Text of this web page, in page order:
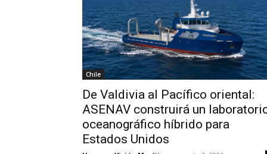
Chile
De Valdivia al Pacífico oriental:
ASENAV construirá un
oceanográfico híbrido para
Estados Unidos